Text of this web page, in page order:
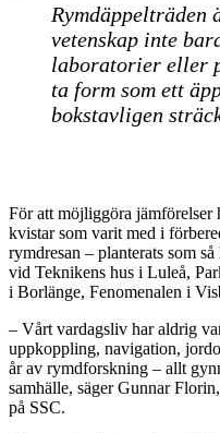
Rymdäppelträden
vetenskap inte
laboratorier eller
ta form som ett
bokstavligen
För att möjliggöra jämförelser
kvistar som varit med i
rymdresan – planterats som
vid Teknikens hus i Luleå,
i Borlänge, Fenomenalen i
– Vårt vardagsliv har aldrig
uppkoppling, navigation,
år av rymdforskning – allt
samhälle, säger Gunnar
på SSC.